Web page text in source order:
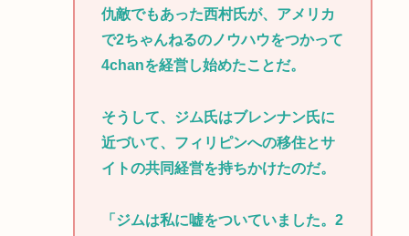
仇敵でもあった西村氏が、アメリカ
で2ちゃんねるのノウハウをつかって
4chanを経営し始めたことだ。
そうして、ジム氏はブレンナン氏に
近づいて、フィリピンへの移住とサ
イトの共同経営を持ちかけたのだ。
「ジムは私に嘘をついていました。2